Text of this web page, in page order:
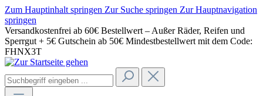
Zum Hauptinhalt springen Zur Suche springen Zur Hauptnavigation
springen
Versandkostenfrei ab 60€ Bestellwert – Außer Räder, Reifen und
Sperrgut + 5€ Gutschein ab 50€ Mindestbestellwert mit dem Code:
FHNX3T